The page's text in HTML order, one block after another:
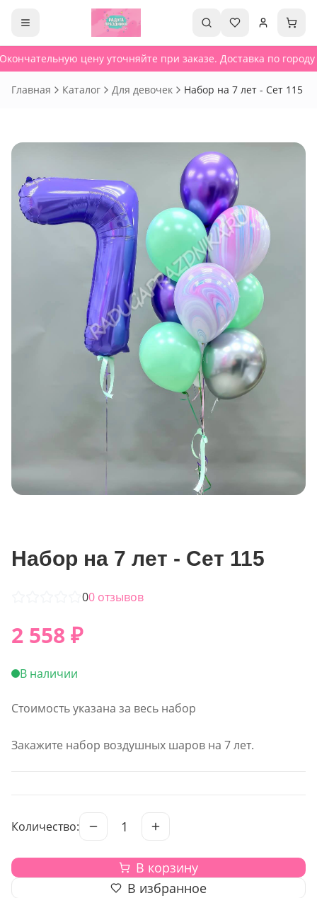
цену уточняйте при заказе. Доставка по городу
Главная Каталог Для девочек Набор на 7 лет - Сет 115
Набор на 7 лет - Сет 115
00 отзывов
2 558 ₽
В наличии
Стоимость указана за весь набор
Закажите набор воздушных шаров на 7 лет.
Количество: 1
В корзину
В избранное